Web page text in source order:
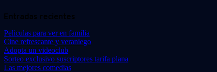
Entradas recientes
Películas para ver en familia
Cine refrescante y veraniego
Adopta un videoclub
Sorteo exclusivo suscriptores tarifa plana
Las mejores comedias